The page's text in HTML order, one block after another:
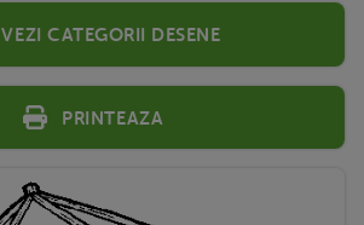
Vezi categorii desene
Printeaza